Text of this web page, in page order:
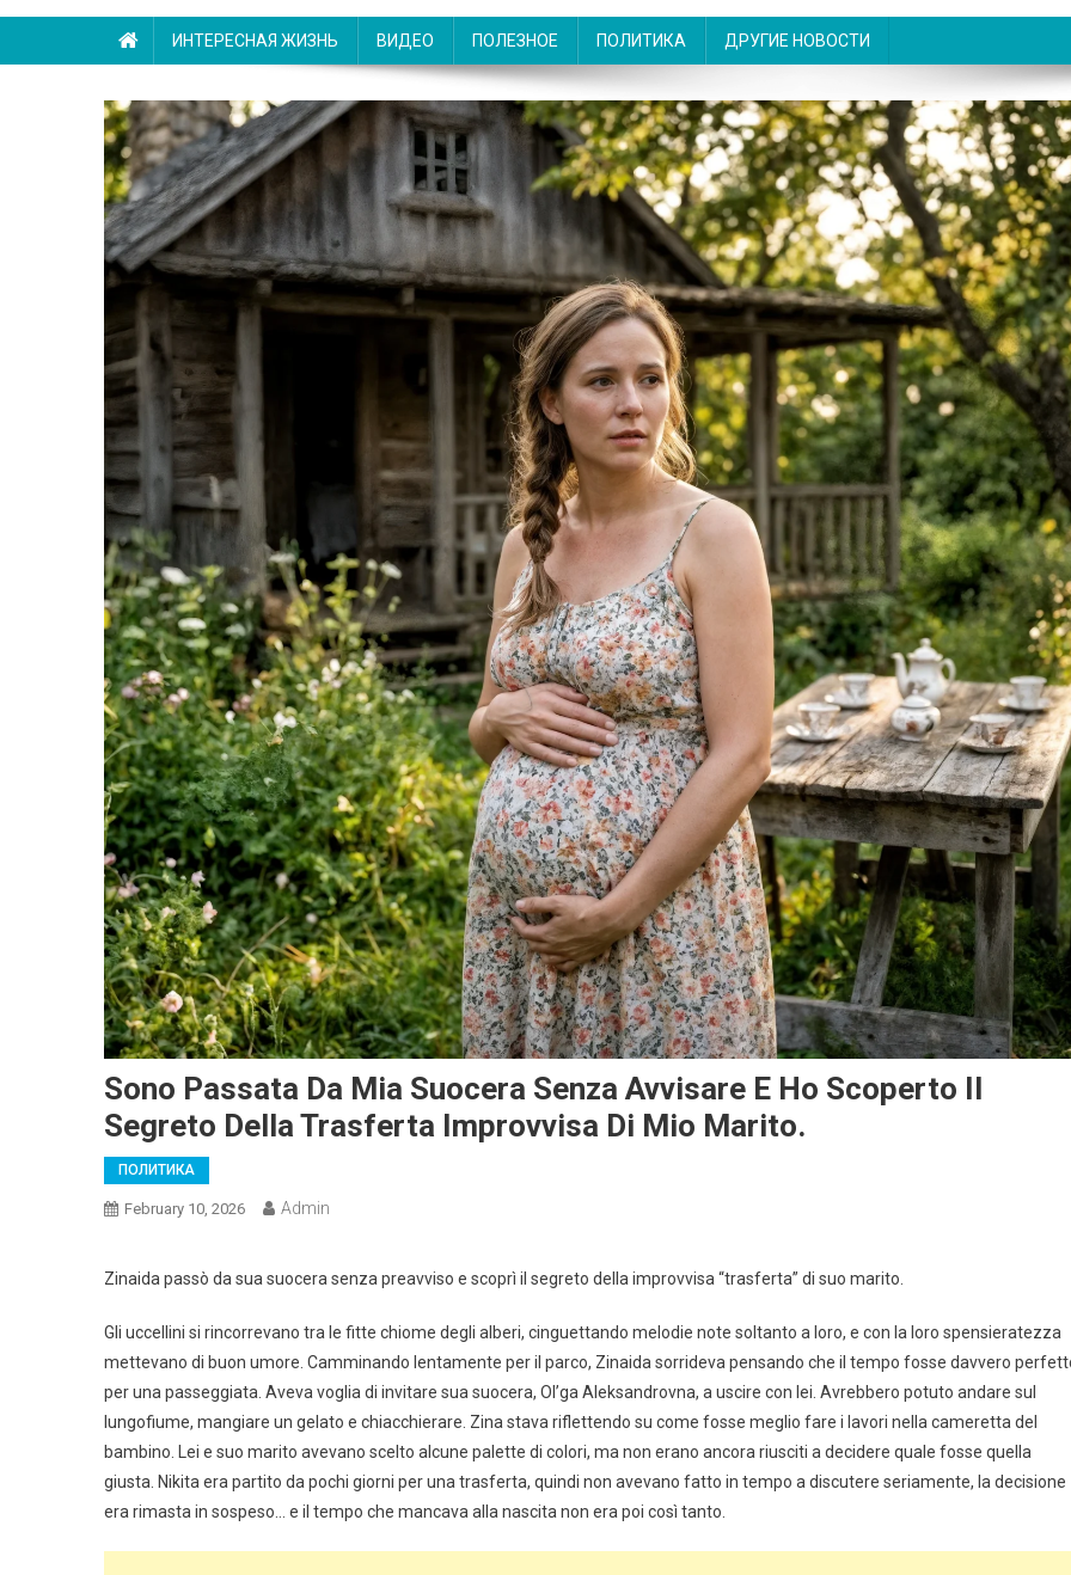
ИНТЕРЕСНАЯ ЖИЗНЬ ВИДЕО ПОЛЕЗНОЕ ПОЛИТИКА ДРУГИЕ НОВОСТИ
Sono Passata Da Mia Suocera Senza Avvisare E Ho Scoperto Il
Segreto Della Trasferta Improvvisa Di Mio Marito.
ПОЛИТИКА
February 10, 2026 Admin
Zinaida passò da sua suocera senza preavviso e scoprì il segreto della improvvisa “trasferta” di suo marito.
Gli uccellini si rincorrevano tra le fitte chiome degli alberi, cinguettando melodie note soltanto a loro, e con la loro spensieratezza
mettevano di buon umore. Camminando lentamente per il parco, Zinaida sorrideva pensando che il tempo fosse davvero
per una passeggiata. Aveva voglia di invitare sua suocera, Ol’ga Aleksandrovna, a uscire con lei. Avrebbero potuto andare sul
lungofiume, mangiare un gelato e chiacchierare. Zina stava riflettendo su come fosse meglio fare i lavori nella cameretta del
bambino. Lei e suo marito avevano scelto alcune palette di colori, ma non erano ancora riusciti a decidere quale fosse quella
giusta. Nikita era partito da pochi giorni per una trasferta, quindi non avevano fatto in tempo a discutere seriamente, la decisione
era rimasta in sospeso… e il tempo che mancava alla nascita non era poi così tanto.